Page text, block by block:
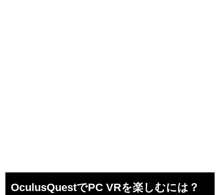
OculusQuestでPC VRを楽しむには？